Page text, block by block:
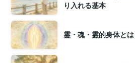
り入れる基本
霊・魂・霊的身体とは